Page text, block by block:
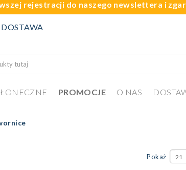
rejestracji do naszego newslettera i
PROMOCJE O NAS
Pokaż 21